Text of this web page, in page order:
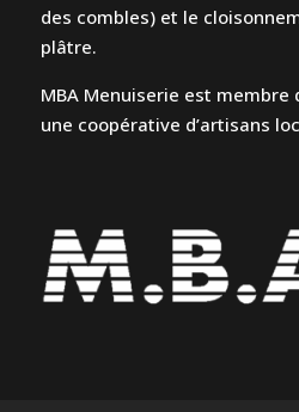
des combles) et le
plâtre.
MBA Menuiserie est membre
une coopérative d’artisans